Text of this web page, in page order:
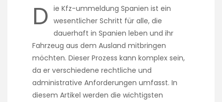
D ie Kfz-ummeldung Spanien ist ein
wesentlicher Schritt für alle, die
dauerhaft in Spanien leben und ihr
Fahrzeug aus dem Ausland mitbringen
möchten. Dieser Prozess kann komplex sein,
da er verschiedene rechtliche und
administrative Anforderungen umfasst. In
diesem Artikel werden die wichtigsten